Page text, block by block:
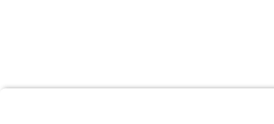
英超
德甲 西甲